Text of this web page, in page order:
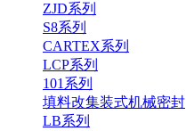
ZJD系列
S8系列
CARTEX系列
LCP系列
101系列
填料改集装式机械密封
LB系列